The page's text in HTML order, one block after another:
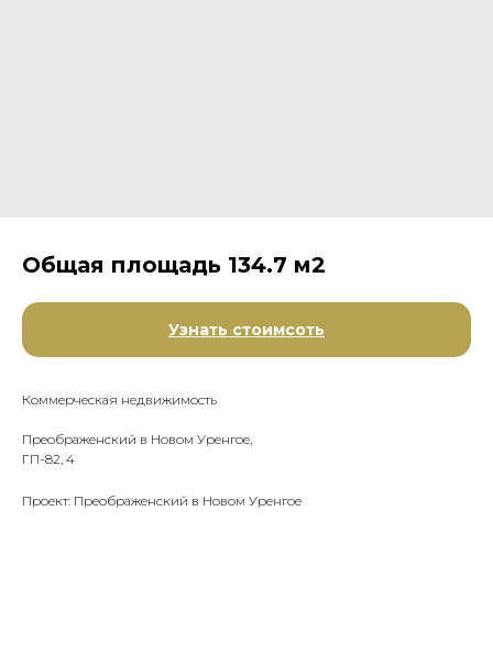
Общая площадь 134.7 м2
Узнать стоимсоть
Коммерческая недвижимость
Преображенский в Новом Уренгое,
ГП-82, 4
Проект: Преображенский в Новом Уренгое